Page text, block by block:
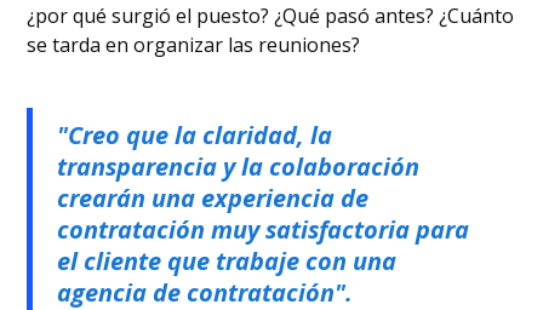
¿por qué surgió el puesto? ¿Qué pasó antes? ¿Cuánto
se tarda en organizar las reuniones?
"Creo que la claridad, la
transparencia y la colaboración
crearán una experiencia de
contratación muy satisfactoria para
el cliente que trabaje con una
agencia de contratación".